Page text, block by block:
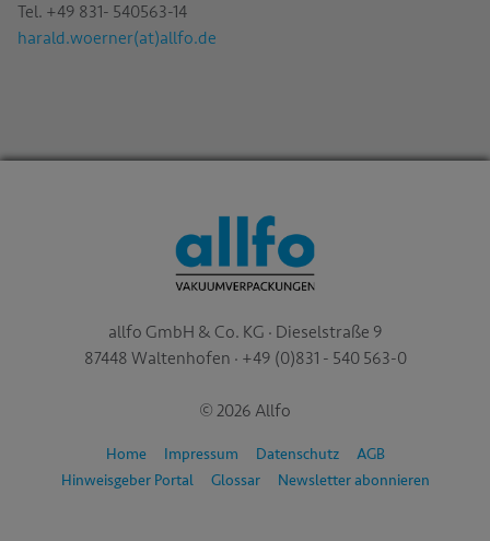
Tel. +49 831- 540563-14
harald.woerner(at)allfo.de
allfo GmbH & Co. KG · Dieselstraße 9
87448 Waltenhofen · +49 (0)831 - 540 563-0
© 2026 Allfo
Home Impressum Datenschutz
AGB
Hinweisgeber Portal
Glossar Newsletter abonnieren